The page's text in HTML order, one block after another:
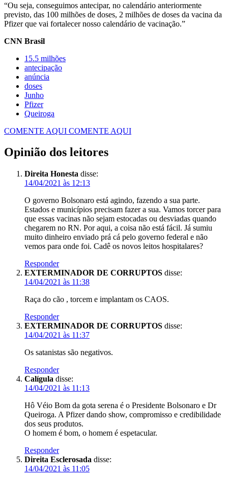
“Ou seja, conseguimos antecipar, no calendário anteriormente
previsto, das 100 milhões de doses, 2 milhões de doses da vacina da
Pfizer que vai fortalecer nosso calendário de vacinação.”
CNN Brasil
15.5 milhões
antecipação
anúncia
doses
Junho
Pfizer
Queiroga
COMENTE AQUI COMENTE AQUI
Opinião dos leitores
Direita Honesta disse:
14/04/2021 às 12:13
O governo Bolsonaro está agindo, fazendo a sua parte.
Estados e municípios precisam fazer a sua. Vamos torcer para
que essas vacinas não sejam estocadas ou desviadas quando
chegarem no RN. Por aqui, a coisa não está fácil. Já sumiu
muito dinheiro enviado prá cá pelo governo federal e não
vemos para onde foi. Cadê os novos leitos hospitalares?
Responder
EXTERMINADOR DE CORRUPTOS disse:
14/04/2021 às 11:38
Raça do cão , torcem e implantam os CAOS.
Responder
EXTERMINADOR DE CORRUPTOS disse:
14/04/2021 às 11:37
Os satanistas são negativos.
Responder
Calígula disse:
14/04/2021 às 11:13
Hô Véio Bom da gota serena é o Presidente Bolsonaro e Dr
Queiroga. A Pfizer dando show, compromisso e credibilidade
dos seus produtos.
O homem é bom, o homem é espetacular.
Responder
Direita Esclerosada disse:
14/04/2021 às 11:05